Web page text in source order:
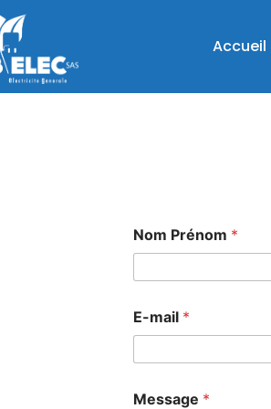
Accueil
Nom Prénom *
E-mail *
Message *